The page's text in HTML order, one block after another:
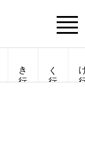
Menu
き行 く行